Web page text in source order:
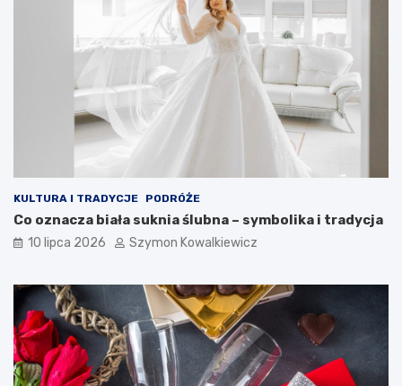
KULTURA I TRADYCJE PODRÓŻE
Co oznacza biała suknia ślubna – symbolika i tradycja
10 lipca 2026 Szymon Kowalkiewicz